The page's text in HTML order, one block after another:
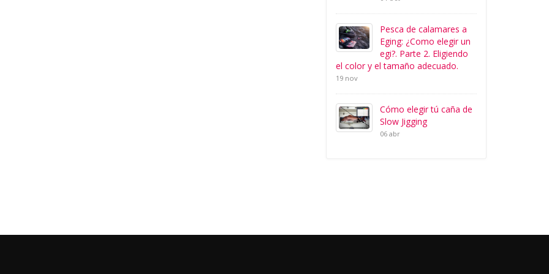
Pesca de calamares a
Eging: ¿Como elegir un
egi?. Parte 2. Eligiendo
el color y el tamaño adecuado.
19 nov
Cómo elegir tú caña de
Slow Jigging
06 abr